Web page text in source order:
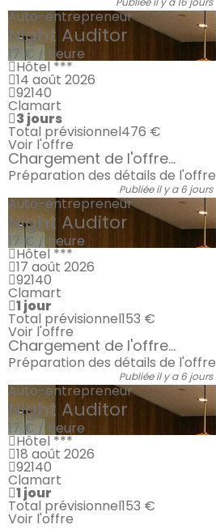
Auto-entrepreneur
Night Auditor
17 € / heure
Hôtel ***
14 août 2026
92140
Clamart
3 jours
Total prévisionnel476 €
Voir l'offre
Chargement de l'offre...
Préparation des détails de l'offre
Publiée il y a 6 jours
Auto-entrepreneur
Night Auditor
17 € / heure
Hôtel ***
17 août 2026
92140
Clamart
1 jour
Total prévisionnel153 €
Voir l'offre
Chargement de l'offre...
Préparation des détails de l'offre
Publiée il y a 6 jours
Auto-entrepreneur
Night Auditor
17 € / heure
Hôtel ***
18 août 2026
92140
Clamart
1 jour
Total prévisionnel153 €
Voir l'offre